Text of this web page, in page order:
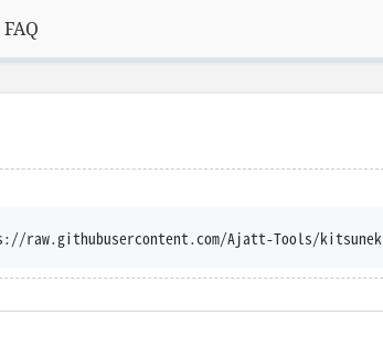
FAQ
Tools/kitsunekko-mirror/refs/heads/main/subtitles/